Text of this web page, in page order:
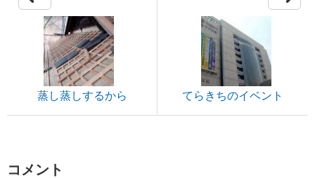
蒸し蒸しするから てらきちのイベント
コメント